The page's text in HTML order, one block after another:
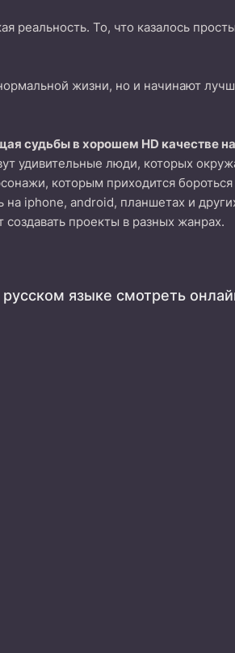
реальность. То, что казалось
жизни, но и начинают
судьбы в хорошем HD качестве
удивительные люди, которых
которым приходится бороться
iphone, android, планшетах и
проекты в разных жанрах.
языке смотреть